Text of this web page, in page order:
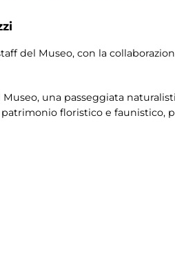
del Museo, con la
una passeggiata
floristico e